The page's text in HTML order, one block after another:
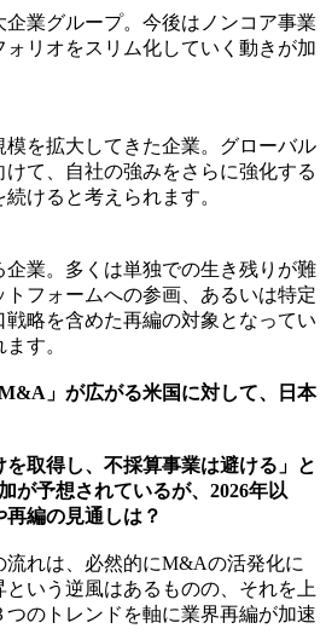
業グループ。今後はノンコア事業
ォリオをスリム化していく動きが加
を拡大してきた企業。グローバル
て、自社の強みをさらに強化する
けると考えられます。
業。多くは単独での生き残りが難
トフォームへの参画、あるいは特定
略を含めた再編の対象となってい
す。
」が広がる米国に対して、日本
取得し、不採算事業は避ける」と
が予想されているが、2026年以
編の見通しは？
れは、必然的にM&Aの活発化に
いう逆風はあるものの、それを上
つのトレンドを軸に業界再編が加速